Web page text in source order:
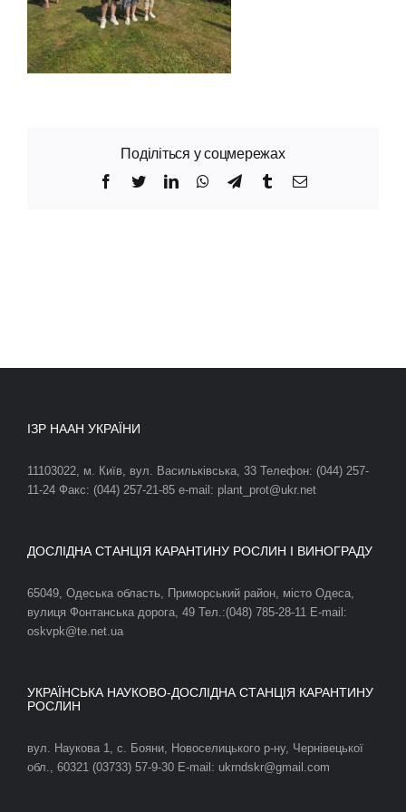
Поділіться у соцмережах
Facebook
TwitterLinkedInWhatsApp
TelegramTumblrEmail
ІЗР НААН УКРАЇНИ
11103022, м. Київ, вул. Васильківська, 33 Телефон: (044) 257-
11-24 Факс: (044) 257-21-85 e-mail: plant_prot@ukr.net
ДОСЛІДНА СТАНЦІЯ КАРАНТИНУ РОСЛИН І ВИНОГРАДУ
65049, Одеська область, Приморський район, місто Одеса,
вулиця Фонтанська дорога, 49 Тел.:(048) 785-28-11 E-mail:
oskvpk@te.net.ua
УКРАЇНСЬКА НАУКОВО-ДОСЛІДНА СТАНЦІЯ КАРАНТИНУ
РОСЛИН
вул. Наукова 1, с. Бояни, Новоселицького р-ну, Чернівецької
обл., 60321 (03733) 57-9-30 E-mail: ukrndskr@gmail.com